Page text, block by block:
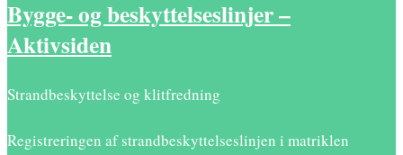
Bygge- og beskyttelseslinjer –
Aktivsiden
Strandbeskyttelse og klitfredning
Registreringen af strandbeskyttelseslinjen i matriklen